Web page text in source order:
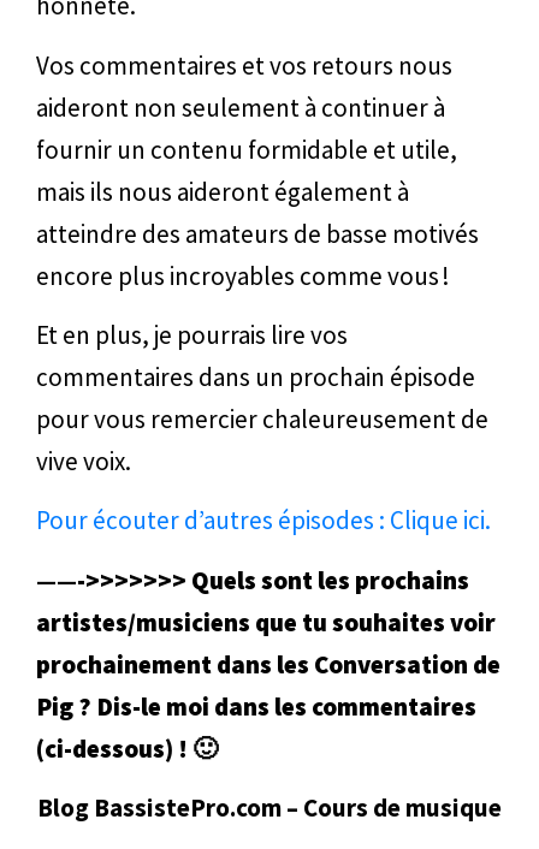
Vos commentaires et vos retours nous
aideront non seulement à continuer à
fournir un contenu formidable et utile,
mais ils nous aideront également à
atteindre des amateurs de basse motivés
encore plus incroyables comme vous !
Et en plus, je pourrais lire vos
commentaires dans un prochain épisode
pour vous remercier chaleureusement de
vive voix.
Pour écouter d’autres épisodes : Clique ici.
——->>>>>>> Quels sont les prochains
artistes/musiciens que tu souhaites voir
prochainement dans les Conversation de
Pig ? Dis-le moi dans les commentaires
(ci-dessous) ! 🙂
Blog BassistePro.com – Cours de musique